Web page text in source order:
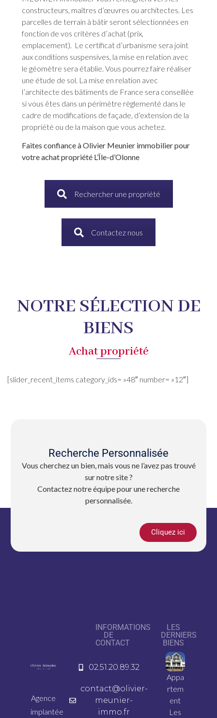
constructeurs, maîtres d’œuvres ou architectes. Les
parcelles de terrain à bâtir seront sélectionnées en
fonction de vos critères d’achat (prix,
emplacement). Le certificat d’urbanisme sera joint
aux conditions suspensives, la mise en relation avec
le géomètre sera établie. Vous pourrez faire réaliser
une étude de sol. La mise en relation avec
l’architecte des bâtiments de France sera conseillée
si vous êtes dans un périmètre règlementé dans le
cadre de modifications de façade, d’extension de la
propriété ou de la maison que vous achetez.
Faites confiance à Olivier Meunier immobilier pour
votre achat propriété L’Île-d’Olonne
Rechercher une propriété
Contactez nous
NOTRE SÉLECTION DE
BIENS
Achat propriété
[slider_recent_items category_ids= »48″ number= »12″]
Recherche Personnalisée
Vous cherchez un bien, mais vous ne l’avez pas trouvé
sur notre site ?
Contactez notre équipe pour une recherche
personnalisée.
Cliquez ici
Agence
implantée
INFORMATIONS
DE
CONTACT
02.51.20.89.32
contact@olivier-
meunier-
immo.fr
LES
DERNIERS
BIENS
Appa
rtem
ent
Les